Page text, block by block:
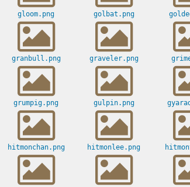
gloom.png golbat.png
granbull.png graveler.png
grumpig.png gulpin.png
hitmonchan.png hitmonlee.png